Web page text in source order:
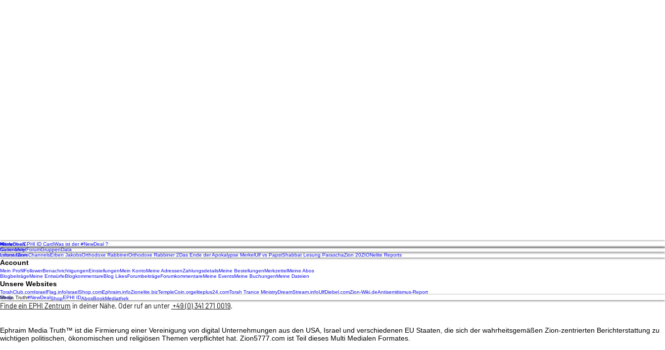
Nach oben
Home
#NewDealEPHI ID CardWas ist der #NewDeal ?
Community
NationMeetForumGruppenData
InformaZion
Latest NewsChannelsErben JakobsOrthodoxe RabbinerOrthodoxe Rabbiner 2Das Ende der Apokalypse MerkelUlf vs PapstShabbat Lesung ParaschaZion 20ZIONelite Reports
Account
Mein Profil FollowerBenachrichtigungenEinstellungenMein KontoMeine AdressenZahlungsdetailsMeine BestellungenMerkzettel Meine Abos
BlogbeiträgeMeine EntwürfeBlogkommentareBlog LikesForumbeiträgeForumkommentareMeine EventsMeine BuchungenMeine Dateien
Unsere Websites
TorahClub.com IsraelFlag.info IsraelShop.comEphraim.infoZionelite.bizTempleCoin.orgeliteplus24.comTorah Trance MinistryDreamStream.infoUlfDiebel.comZion-Wiki.deAntisemitismus-Report
Shop
Media Truth#NewDealShopEPHI IDAbosBookMediathek
Finde ein EPHI Zentrum in deiner Nähe. Oder ruf an unter +49 (0) 341 271 0019‬.
Ephraim Media Truth™ ist die Firmierung einer Vereinigung von digital Unternehmungen aus den USA, Israel und verschiedenen EU Staaten, die sich der wahrheitsgemäßen Zion-zentrierten Berichterstattung zu
wichtigen politischen, ökonomischen und religiösen Themen verpflichtet hat. Zion5777.com ist Teil dieses Multi Medialen Formates.